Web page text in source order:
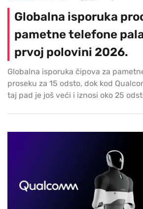
Globalna isporuka
pametne telefone
prvoj polovini 2026.
Globalna isporuka čipova za
proseku za 15 odsto, dok kod
taj pad je još veći i iznosi oko 25